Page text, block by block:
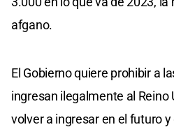
afgano.
El Gobierno quiere prohibir a
ingresan ilegalmente al Reino
volver a ingresar en el futuro